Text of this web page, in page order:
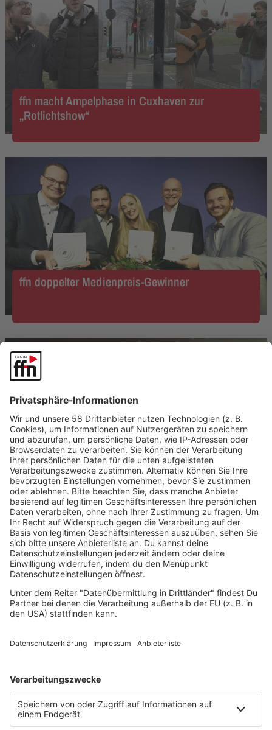
ffn macht Ampelphase in Cuxhaven zur
„Rotlichtshow“
ffn doppelter Medienpreis-Gewinner
ffn-Allstars für den guten Zweck
Eine Millionen Mal Hand-Mund-Fuß